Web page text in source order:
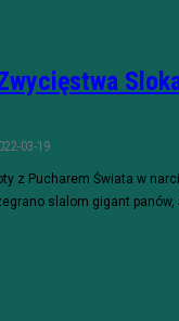
03-19
z Pucharem Świata w
slalom gigant panów,